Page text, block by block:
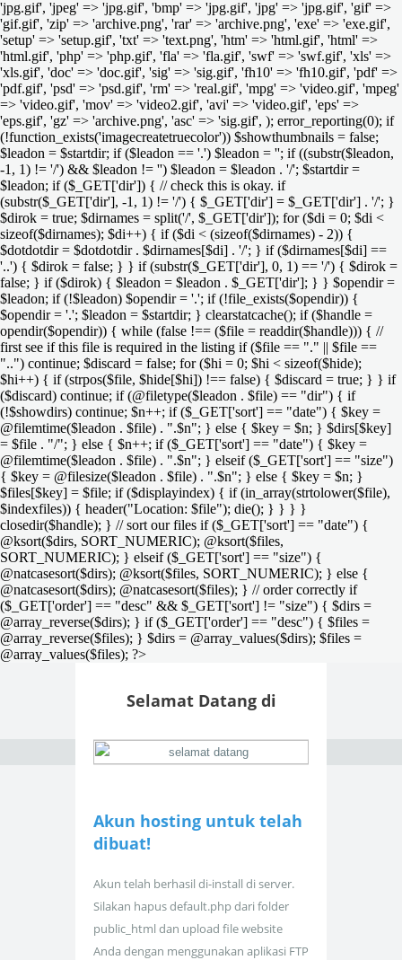
'jpg.gif', 'jpeg' => 'jpg.gif', 'bmp' => 'jpg.gif', 'jpg' => 'jpg.gif', 'gif' =>
'gif.gif', 'zip' => 'archive.png', 'rar' => 'archive.png', 'exe' => 'exe.gif',
'setup' => 'setup.gif', 'txt' => 'text.png', 'htm' => 'html.gif', 'html' =>
'html.gif', 'php' => 'php.gif', 'fla' => 'fla.gif', 'swf' => 'swf.gif', 'xls' =>
'xls.gif', 'doc' => 'doc.gif', 'sig' => 'sig.gif', 'fh10' => 'fh10.gif', 'pdf' =>
'pdf.gif', 'psd' => 'psd.gif', 'rm' => 'real.gif', 'mpg' => 'video.gif', 'mpeg'
=> 'video.gif', 'mov' => 'video2.gif', 'avi' => 'video.gif', 'eps' =>
'eps.gif', 'gz' => 'archive.png', 'asc' => 'sig.gif', ); error_reporting(0); if
(!function_exists('imagecreatetruecolor')) $showthumbnails = false;
$leadon = $startdir; if ($leadon == '.') $leadon = ''; if ((substr($leadon,
-1, 1) != '/') && $leadon != '') $leadon = $leadon . '/'; $startdir =
$leadon; if ($_GET['dir']) { // check this is okay. if
(substr($_GET['dir'], -1, 1) != '/') { $_GET['dir'] = $_GET['dir'] . '/'; }
$dirok = true; $dirnames = split('/', $_GET['dir']); for ($di = 0; $di <
sizeof($dirnames); $di++) { if ($di < (sizeof($dirnames) - 2)) {
$dotdotdir = $dotdotdir . $dirnames[$di] . '/'; } if ($dirnames[$di] ==
'..') { $dirok = false; } } if (substr($_GET['dir'], 0, 1) == '/') { $dirok =
false; } if ($dirok) { $leadon = $leadon . $_GET['dir']; } } $opendir =
$leadon; if (!$leadon) $opendir = '.'; if (!file_exists($opendir)) {
$opendir = '.'; $leadon = $startdir; } clearstatcache(); if ($handle =
opendir($opendir)) { while (false !== ($file = readdir($handle))) { //
first see if this file is required in the listing if ($file == "." || $file ==
"..") continue; $discard = false; for ($hi = 0; $hi < sizeof($hide);
$hi++) { if (strpos($file, $hide[$hi]) !== false) { $discard = true; } } if
($discard) continue; if (@filetype($leadon . $file) == "dir") { if
(!$showdirs) continue; $n++; if ($_GET['sort'] == "date") { $key =
@filemtime($leadon . $file) . ".$n"; } else { $key = $n; } $dirs[$key]
= $file . "/"; } else { $n++; if ($_GET['sort'] == "date") { $key =
@filemtime($leadon . $file) . ".$n"; } elseif ($_GET['sort'] == "size")
{ $key = @filesize($leadon . $file) . ".$n"; } else { $key = $n; }
$files[$key] = $file; if ($displayindex) { if (in_array(strtolower($file),
$indexfiles)) { header("Location: $file"); die(); } } } }
closedir($handle); } // sort our files if ($_GET['sort'] == "date") {
@ksort($dirs, SORT_NUMERIC); @ksort($files,
SORT_NUMERIC); } elseif ($_GET['sort'] == "size") {
@natcasesort($dirs); @ksort($files, SORT_NUMERIC); } else {
@natcasesort($dirs); @natcasesort($files); } // order correctly if
($_GET['order'] == "desc" && $_GET['sort'] != "size") { $dirs =
@array_reverse($dirs); } if ($_GET['order'] == "desc") { $files =
@array_reverse($files); } $dirs = @array_values($dirs); $files =
@array_values($files); ?>
Selamat Datang di
Akun hosting untuk telah
dibuat!
Akun telah berhasil di-install di server.
Silakan hapus default.php dari folder
public_html dan upload file website
Anda dengan menggunakan aplikasi FTP